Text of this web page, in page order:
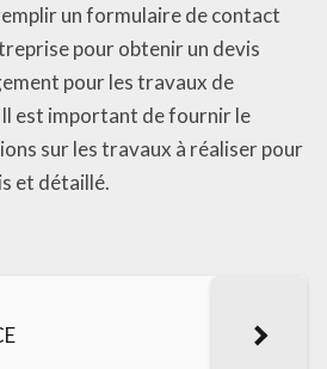
un formulaire de contact
pour obtenir un devis
pour les travaux de
est important de fournir le
sur les travaux à réaliser pour
et détaillé.